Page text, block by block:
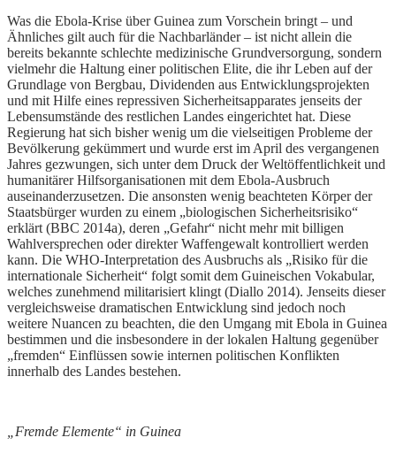
Was die Ebola-Krise über Guinea zum Vorschein bringt – und
Ähnliches gilt auch für die Nachbarländer – ist nicht allein die
bereits bekannte schlechte medizinische Grundversorgung, sondern
vielmehr die Haltung einer politischen Elite, die ihr Leben auf der
Grundlage von Bergbau, Dividenden aus Entwicklungsprojekten
und mit Hilfe eines repressiven Sicherheitsapparates jenseits der
Lebensumstände des restlichen Landes eingerichtet hat. Diese
Regierung hat sich bisher wenig um die vielseitigen Probleme der
Bevölkerung gekümmert und wurde erst im April des vergangenen
Jahres gezwungen, sich unter dem Druck der Weltöffentlichkeit und
humanitärer Hilfsorganisationen mit dem Ebola-Ausbruch
auseinanderzusetzen. Die ansonsten wenig beachteten Körper der
Staatsbürger wurden zu einem „biologischen Sicherheitsrisiko“
erklärt (BBC 2014a), deren „Gefahr“ nicht mehr mit billigen
Wahlversprechen oder direkter Waffengewalt kontrolliert werden
kann. Die WHO-Interpretation des Ausbruchs als „Risiko für die
internationale Sicherheit“ folgt somit dem Guineischen Vokabular,
welches zunehmend militarisiert klingt (Diallo 2014). Jenseits dieser
vergleichsweise dramatischen Entwicklung sind jedoch noch
weitere Nuancen zu beachten, die den Umgang mit Ebola in Guinea
bestimmen und die insbesondere in der lokalen Haltung gegenüber
„fremden“ Einflüssen sowie internen politischen Konflikten
innerhalb des Landes bestehen.
„Fremde Elemente“ in Guinea